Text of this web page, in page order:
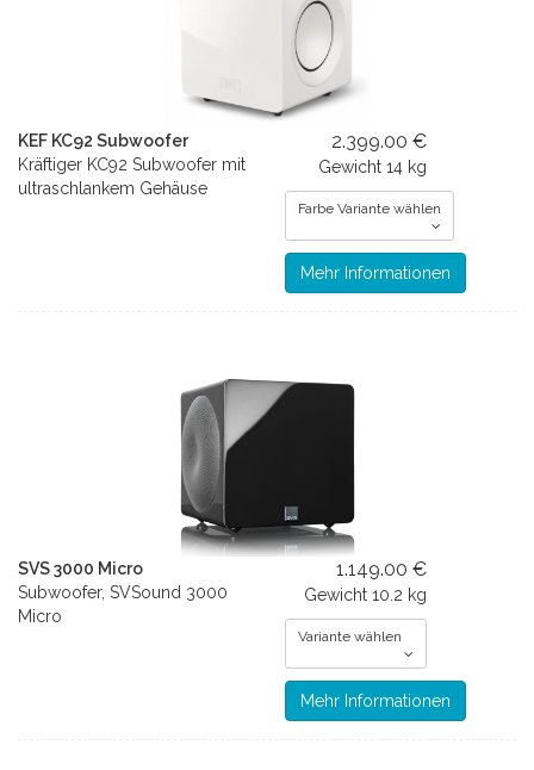
KEF KC92 Subwoofer
Kräftiger KC92 Subwoofer mit
ultraschlankem Gehäuse
2.399.00 €
Gewicht 14 kg
Farbe Variante wählen
Mehr Informationen
SVS 3000 Micro
Subwoofer, SVSound 3000
Micro
1.149.00 €
Gewicht 10.2 kg
Variante wählen
Mehr Informationen